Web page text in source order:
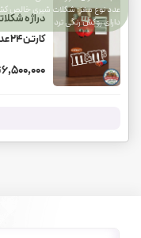
عدد نوع مغز: شکلات شیری خالص
دارای روکش رنگی ترد
کارتن ۲۴ عددی عمده
6,500,000 تومان